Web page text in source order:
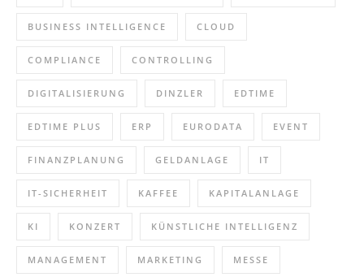
BUSINESS INTELLIGENCE CLOUD
COMPLIANCE CONTROLLING
DIGITALISIERUNG DINZLER EDTIME
EDTIME PLUS ERP EURODATA EVENT
FINANZPLANUNG GELDANLAGE IT
IT-SICHERHEIT KAFFEE KAPITALANLAGE
KI KONZERT KÜNSTLICHE INTELLIGENZ
MANAGEMENT MARKETING MESSE